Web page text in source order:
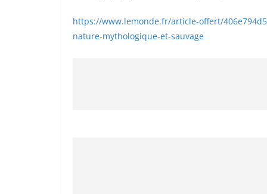
​​https://www.lemonde.fr/article-offert/
nature-mythologique-et-sauvage